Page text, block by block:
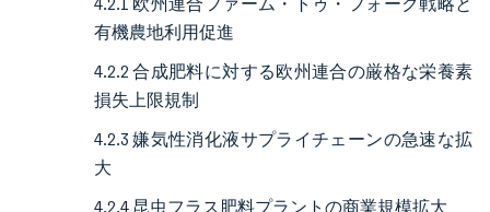
有機農地利用促進
4.2.2 合成肥料に対する欧州連合の厳格な栄養素
損失上限規制
4.2.3 嫌気性消化液サプライチェーンの急速な拡
大
4.2.4 昆虫フラス肥料プラントの商業規模拡大